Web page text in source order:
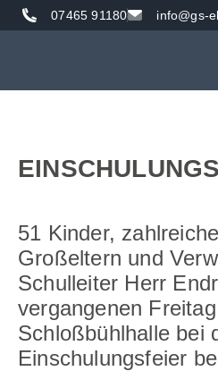
07465 91180 info@gs-
51 Kinder,
Großeltern und
Schulleiter Herr
vergangenen
Schloßbühlhalle bei
Einschulungsfeier